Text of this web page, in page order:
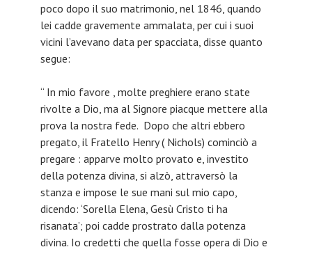
poco dopo il suo matrimonio, nel 1846, quando
lei cadde gravemente ammalata, per cui i suoi
vicini l’avevano data per spacciata, disse quanto
segue:
“ In mio favore , molte preghiere erano state
rivolte a Dio, ma al Signore piacque mettere alla
prova la nostra fede. Dopo che altri ebbero
pregato, il Fratello Henry ( Nichols) cominciò a
pregare : apparve molto provato e, investito
della potenza divina, si alzò, attraversò la
stanza e impose le sue mani sul mio capo,
dicendo: ‘Sorella Elena, Gesù Cristo ti ha
risanata’; poi cadde prostrato dalla potenza
divina. Io credetti che quella fosse opera di Dio e